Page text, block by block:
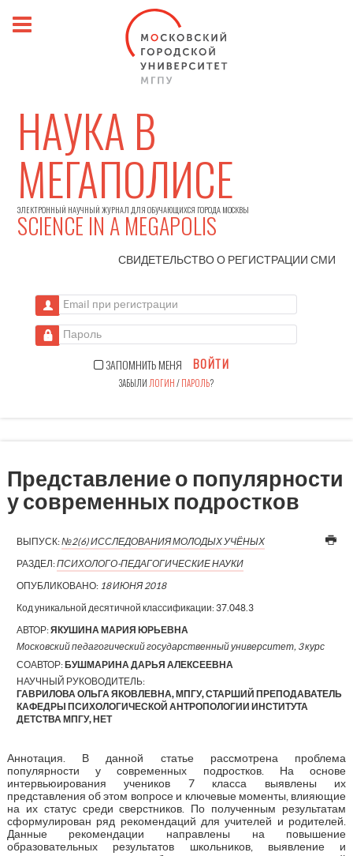
НАУКА В
МЕГАПОЛИСЕ
ЭЛЕКТРОННЫЙ НАУЧНЫЙ ЖУРНАЛ ДЛЯ ОБУЧАЮЩИХСЯ ГОРОДА МОСКВЫ
SCIENCE IN A MEGAPOLIS
СВИДЕТЕЛЬСТВО О РЕГИСТРАЦИИСМИ
Email при регистрации
Пароль
ЗАПОМНИТЬ МЕНЯ ВОЙТИ
ЗАБЫЛИ ЛОГИН/ПАРОЛЬ?
Представление о популярности
у современных подростков
ВЫПУСК:№2(6) ИССЛЕДОВАНИЯ МОЛОДЫХ УЧЁНЫХ
РАЗДЕЛ:ПСИХОЛОГО-ПЕДАГОГИЧЕСКИЕ НАУКИ
ОПУБЛИКОВАНО: 18 ИЮНЯ 2018
Код уникальной десятичной классификации: 37.048.3
АВТОР:ЯКУШИНА МАРИЯ ЮРЬЕВНА
Московский педагогический государственный университет, 3 курс
СОАВТОР:БУШМАРИНА ДАРЬЯ АЛЕКСЕЕВНА
НАУЧНЫЙ РУКОВОДИТЕЛЬ:
ГАВРИЛОВА ОЛЬГА ЯКОВЛЕВНА, МПГУ, СТАРШИЙ ПРЕПОДАВАТЕЛЬ
КАФЕДРЫ ПСИХОЛОГИЧЕСКОЙ АНТРОПОЛОГИИ ИНСТИТУТА
ДЕТСТВА МПГУ, НЕТ
Аннотация. В данной статье рассмотрена проблема
популярности у современных подростков. На основе
интервьюирования учеников 7 класса выявлены их
представления об этом вопросе и ключевые моменты, влияющие
на их статус среди сверстников. По полученным результатам
сформулирован ряд рекомендаций для учителей и родителей.
Данные рекомендации направлены на повышение
образовательных результатов школьников, выявление и